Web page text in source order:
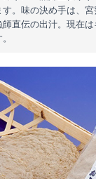
。味の決め手は、
直伝の出汁。現在